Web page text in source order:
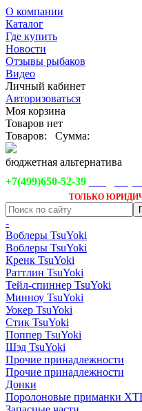
О компании
Каталог
Где купить
Новости
Отзывы рыбаков
Видео
Личный кабинет
Авторизоваться
Моя корзина
Товаров нет
Товаров:
Сумма:
бюджетная альтернатива
+7(499)650-52-39
ТОЛЬКО
-
Воблеры TsuYoki
Воблеры TsuYoki
Кренк TsuYoki
Раттлин TsuYoki
Тейл-спиннер TsuYoki
Минноу TsuYoki
Уокер TsuYoki
Стик TsuYoki
Поппер TsuYoki
Шэд TsuYoki
Прочие принадлежности
Прочие принадлежности
Донки
Поролоновые приманки